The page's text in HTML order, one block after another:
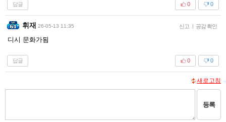
답글 0
0
휘재 26-05-13 11:35 신고 | 공감 확인
디시 문화가됨
답글 0
0
새로고침
등록